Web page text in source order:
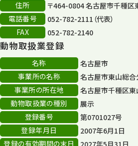
80周年
その他
その他イベント
スカイタワー
年末年始のイベント
秋まつり
住所
〒464-0804 名古屋市千種区
電話番号
052-782-2111（代表）
FAX
052-782-2140
動物取扱業登録
名称
名古屋市
事業所の名称
名古屋市東山総合
事業所の所在地
名古屋市千種区
動物取扱業の種別
展示
登録番号
第0701027号
登録年月日
2007年6月1日
登録の有効期間の末日
2027年5月31日